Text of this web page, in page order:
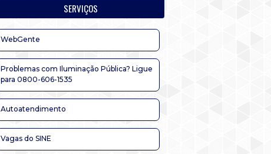
SERVIÇOS
WebGente
Problemas com Iluminação Pública? Ligue
para 0800-606-1535
Autoatendimento
Vagas do SINE